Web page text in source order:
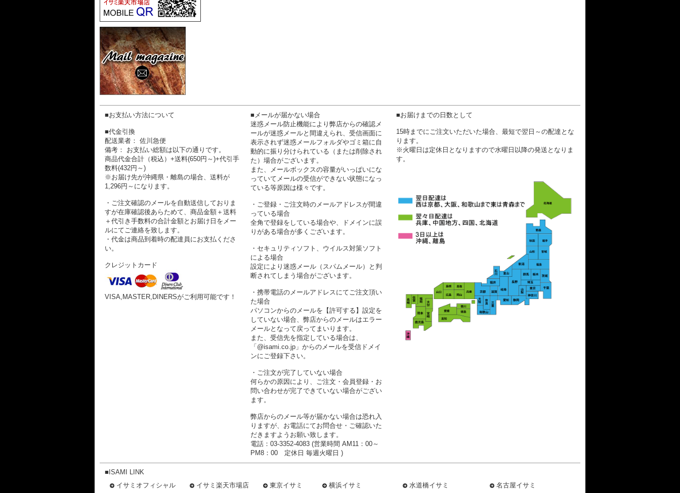
■お支払い方法について
■代金引換
配送業者： 佐川急便
備考： お支払い総額は以下の通りです。
商品代金合計（税込）+送料(650円～)+代引手
数料(432円～)
※お届け先が沖縄県・離島の場合、送料が
1,296円～になります。
・ご注文確認のメールを自動送信しておりま
すが在庫確認後あらためて、商品金額＋送料
＋代引き手数料の合計金額とお届け日をメー
ルにてご連絡を致します。
・代金は商品到着時の配達員にお支払くださ
い。
クレジットカード
VISA,MASTER,DINERSがご利用可能です！
■メールが届かない場合
迷惑メール防止機能により弊店からの確認メ
ールが迷惑メールと間違えられ、受信画面に
表示されず迷惑メールフォルダやゴミ箱に自
動的に振り分けられている（または削除され
た）場合がございます。
また、メールボックスの容量がいっぱいにな
っていてメールの受信ができない状態になっ
ている等原因は様々です。
・ご登録・ご注文時のメールアドレスが間違
っている場合
全角で登録をしている場合や、ドメインに誤
りがある場合が多くございます。
・セキュリティソフト、ウイルス対策ソフト
による場合
設定により迷惑メール（スパムメール）と判
断されてしまう場合がございます。
・携帯電話のメールアドレスにてご注文頂い
た場合
パソコンからのメールを【許可する】設定を
していない場合、弊店からのメールはエラー
メールとなって戻ってまいります。
また、受信先を指定している場合は、
「@isami.co.jp」からのメールを受信ドメイ
ンにご登録下さい。
・ご注文が完了していない場合
何らかの原因により、ご注文・会員登録・お
問い合わせが完了できていない場合がござい
ます。
弊店からのメール等が届かない場合は恐れ入
りますが、お電話にてお問合せ・ご確認いた
だきますようお願い致します。
電話：03-3352-4083 (営業時間 AM11：00～
PM8：00 定休日 毎週火曜日 )
■お届けまでの日数として
15時までにご注文いただいた場合、最短で翌日～の配達とな
ります。
※火曜日は定休日となりますので水曜日以降の発送となりま
す。
■ISAMI LINK
イサミオフィシャル
イサミ楽天市場店 東京イサミ 横浜イサミ 水道橋イサミ 名古屋イサミ